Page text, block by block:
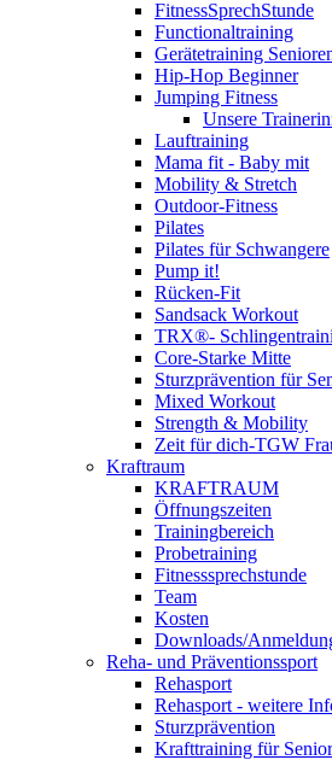
FitnessSprechStunde
Functionaltraining
Gerätetraining
Hip-Hop Beginner
Jumping Fitness
Unsere
Lauftraining
Mama fit - Baby mit
Mobility & Stretch
Outdoor-Fitness
Pilates
Pilates für Schwangere
Pump it!
Rücken-Fit
Sandsack Workout
TRX®-
Core-Starke Mitte
Sturzprävention für
Mixed Workout
Strength & Mobility
Zeit für dich-TGW
Kraftraum
KRAFTRAUM
Öffnungszeiten
Trainingbereich
Probetraining
Fitnesssprechstunde
Team
Kosten
Downloads/
Reha- und Präventionssport
Rehasport
Rehasport - weitere
Sturzprävention
Krafttraining für